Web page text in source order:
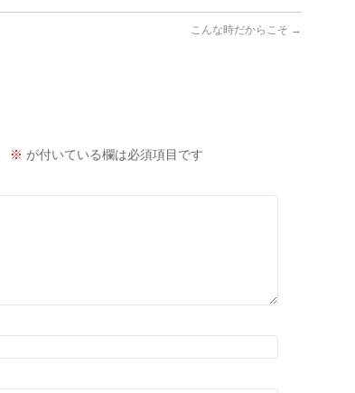
こんな時だからこそ →
※ が付いている欄は必須項目です